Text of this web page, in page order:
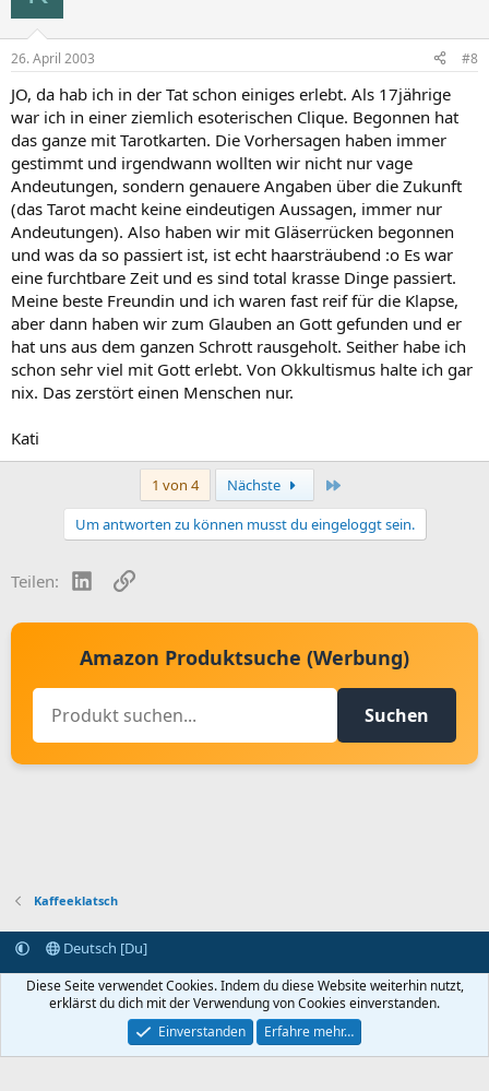
26. April 2003 #8
JO, da hab ich in der Tat schon einiges erlebt. Als 17jährige
war ich in einer ziemlich esoterischen Clique. Begonnen hat
das ganze mit Tarotkarten. Die Vorhersagen haben immer
gestimmt und irgendwann wollten wir nicht nur vage
Andeutungen, sondern genauere Angaben über die Zukunft
(das Tarot macht keine eindeutigen Aussagen, immer nur
Andeutungen). Also haben wir mit Gläserrücken begonnen
und was da so passiert ist, ist echt haarsträubend :o Es war
eine furchtbare Zeit und es sind total krasse Dinge passiert.
Meine beste Freundin und ich waren fast reif für die Klapse,
aber dann haben wir zum Glauben an Gott gefunden und er
hat uns aus dem ganzen Schrott rausgeholt. Seither habe ich
schon sehr viel mit Gott erlebt. Von Okkultismus halte ich gar
nix. Das zerstört einen Menschen nur.
Kati
1 von 4 Nächste
Um antworten zu können musst du eingeloggt sein.
Teilen: LinkedInLink
Amazon Produktsuche (Werbung)
Suchen
Kaffeeklatsch
Deutsch [Du]
Kontakt aufnehmen
Bedingungen und Regeln
Datenschutz
Startseite
R
S
Community platform by XenForo® © 2010-2024 XenForo Ltd.
Diese Seite verwendet Cookies. Indem du diese Website weiterhin nutzt,
erklärst du dich mit der Verwendung von Cookies einverstanden.
Einverstanden
Erfahre mehr…